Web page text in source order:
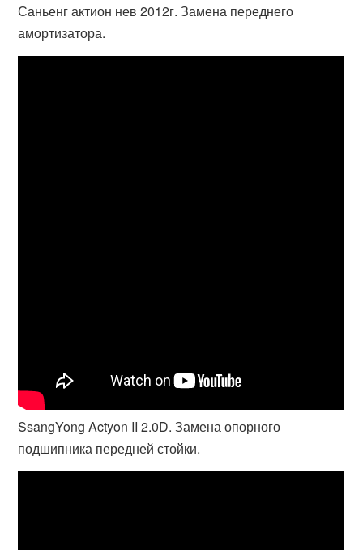
Саньенг актион нев 2012г. Замена переднего
амортизатора.
SsangYong Actyon II 2.0D. Замена опорного
подшипника передней стойки.